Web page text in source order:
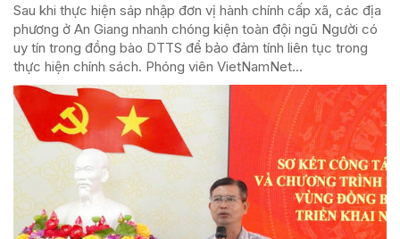
Sau khi thực hiện sáp nhập đơn vị hành chính cấp xã, các địa
phương ở An Giang nhanh chóng kiện toàn đội ngũ Người có
uy tín trong đồng bào DTTS để bảo đảm tính liên tục trong
thực hiện chính sách. Phóng viên VietNamNet...